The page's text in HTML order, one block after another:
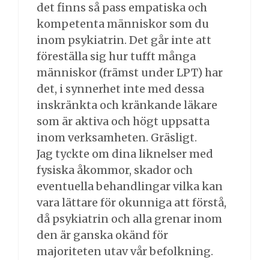
det finns så pass empatiska och
kompetenta människor som du
inom psykiatrin. Det går inte att
föreställa sig hur tufft många
människor (främst under LPT) har
det, i synnerhet inte med dessa
inskränkta och kränkande läkare
som är aktiva och högt uppsatta
inom verksamheten. Gräsligt.
Jag tyckte om dina liknelser med
fysiska åkommor, skador och
eventuella behandlingar vilka kan
vara lättare för okunniga att förstå,
då psykiatrin och alla grenar inom
den är ganska okänd för
majoriteten utav vår befolkning.